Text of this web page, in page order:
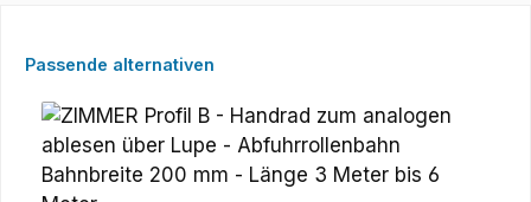
Produktgalerie überspringen
Passende alternativen